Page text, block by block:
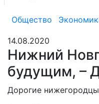
Общество
14.08.2020
Нижний
будущим, –
Дорогие